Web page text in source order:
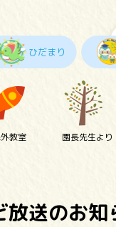
ひだまり
教室 園長先生より
放送のお知